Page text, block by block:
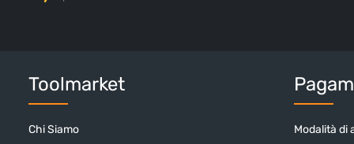
Toolmarket
Chi Siamo
Modalità di